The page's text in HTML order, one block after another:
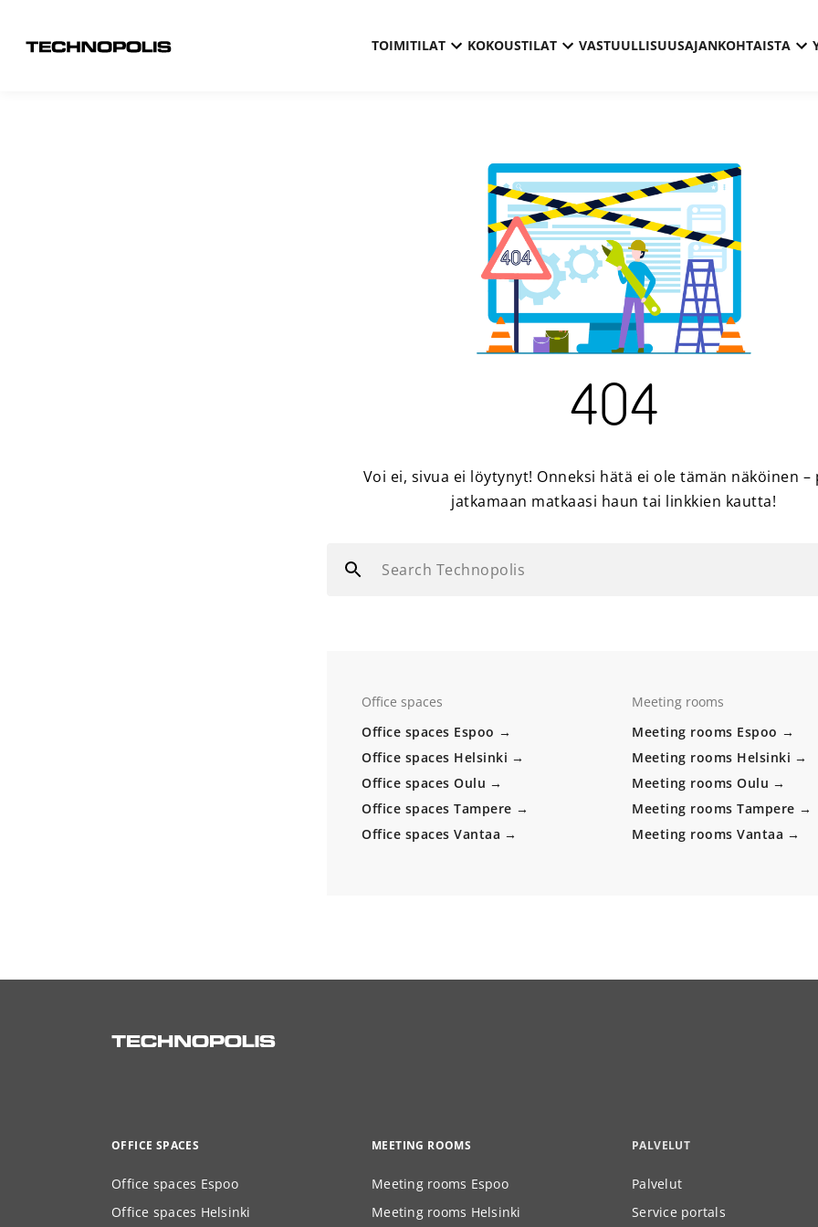
TOIMITILAT KOKOUSTILAT VASTUULLISUUSAJANKOHTAISTA
404
Voi ei, sivua ei löytynyt! Onneksi hätä ei ole tämän näköinen –
jatkamaan matkaasi haun tai linkkien kautta!
Search Technopolis
Office spaces
Office spaces Espoo
Office spaces Helsinki
Office spaces Oulu
Office spaces Tampere
Office spaces Vantaa
Meeting rooms
Meeting rooms Espoo
Meeting rooms Helsinki
Meeting rooms Oulu
Meeting rooms Tampere
Meeting rooms Vantaa
OFFICE SPACES
Office spaces Espoo
Office spaces Helsinki
MEETING ROOMS
Meeting rooms Espoo
Meeting rooms Helsinki
PALVELUT
Palvelut
Service portals